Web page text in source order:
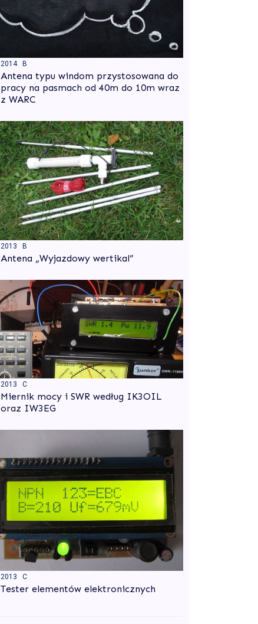
2014 B
Antena typu windom przystosowana do
pracy na pasmach od 40m do 10m wraz
z WARC
2013 B
Antena „Wyjazdowy wertikal”
2013 C
Miernik mocy i SWR według IK3OIL
oraz IW3EG
2013 C
Tester elementów elektronicznych